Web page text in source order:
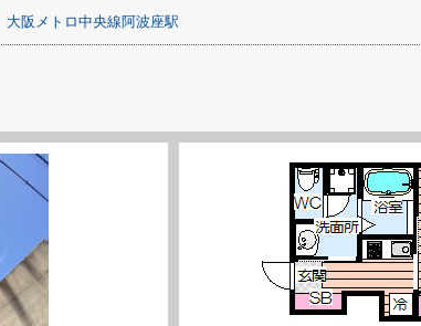
大阪メトロ中央線阿波座駅